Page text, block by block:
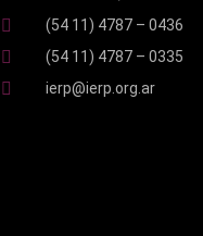
(54 11) 4787 – 0436
(54 11) 4787 – 0335
ierp@ierp.org.ar